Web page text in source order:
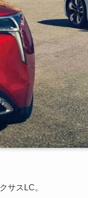
サスLC。